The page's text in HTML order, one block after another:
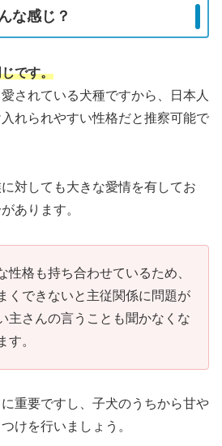
な感じ？
です。
されている犬種ですから、日本人
れられやすい性格だと推察可能で
対しても大きな愛情を有してお
あります。
性格も持ち合わせているため、
くできないと主従関係に問題が
主さんの言うことも聞かなくな
す。
重要ですし、子犬のうちから甘や
けを行いましょう。